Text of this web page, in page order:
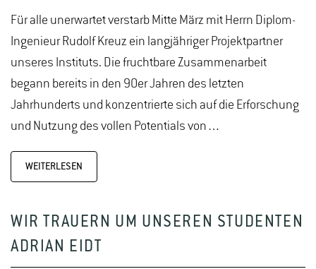
Für alle unerwartet verstarb Mitte März mit Herrn Diplom-
Ingenieur Rudolf Kreuz ein langjähriger Projektpartner
unseres Instituts. Die fruchtbare Zusammenarbeit
begann bereits in den 90er Jahren des letzten
Jahrhunderts und konzentrierte sich auf die Erforschung
und Nutzung des vollen Potentials von…
WEITERLESEN
WIR TRAUERN UM UNSEREN STUDENTEN
ADRIAN EIDT